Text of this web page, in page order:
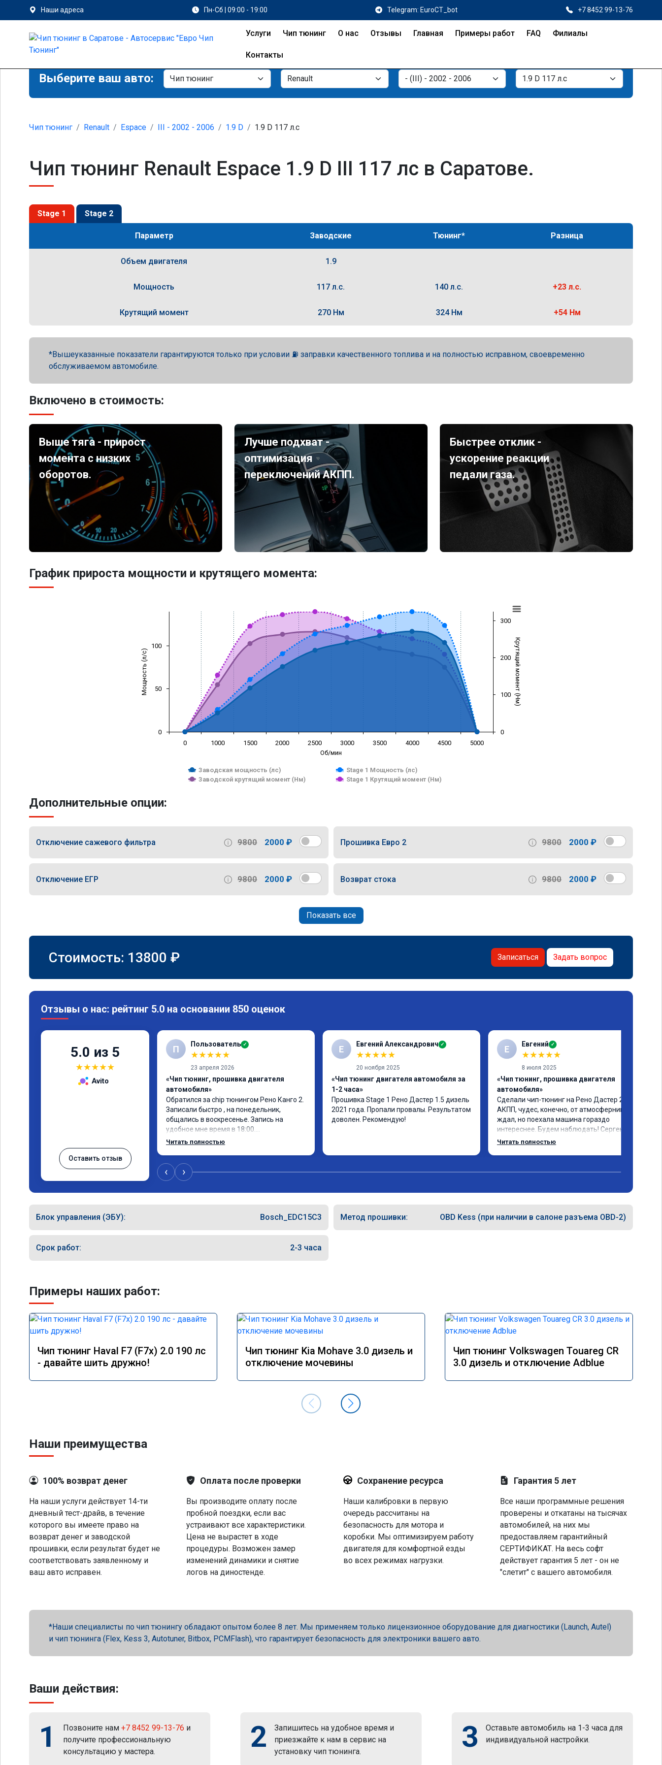
Наши адреса Пн-Сб | 09:00 - 19:00 Telegram: EuroCT_bot +7 8452 99-13-76
Услуги Чип тюнинг О нас Отзывы Главная Примеры работ FAQ Филиалы
Контакты
Выберите ваш авто:
Чип тюнинг Renault Espace III - 2002 - 2006 1.9 D 1.9 D 117 л.с
Чип тюнинг Renault Espace 1.9 D III 117 лс в Саратове.
Stage 1 Stage 2
Параметр Заводские Тюнинг* Разница
Объем двигателя 1.9
Мощность 117 л.с. 140 л.с. +23 л.с.
Крутящий момент 270 Нм 324 Нм +54 Нм
Вышеуказанные показатели гарантируются только при условии ⛽ заправки качественного топлива и на полностью исправном, своевременно
обслуживаемом автомобиле.
Включено в стоимость:
Выше тяга - прирост
момента с низких
оборотов.
Лучше подхват -
оптимизация
переключений АКПП.
Быстрее отклик -
ускорение реакции
педали газа.
График прироста мощности и крутящего момента:
Об/мин
Мощность (л/с) Крутящий момент (Нм)
Заводская мощность (лс)
Stage 1 Мощность (лс)
Заводской крутящий момент (Нм)
Stage 1 Крутящий момент (Нм)
0 1000 1500 2000 2500 3000 3500 4000 4500 5000
0
50
100
0
100
200
300
Дополнительные опции:
Отключение сажевого фильтра 9800 2000 ₽ Прошивка Евро 2 9800 2000 ₽
Отключение ЕГР 9800 2000 ₽ Возврат стока 9800 2000 ₽
Показать все
Стоимость: 13800 ₽ Записаться Задать вопрос
Отзывы о нас: рейтинг 5.0 на основании 850 оценок
5.0 из 5
★★★★★
Avito
Оставить отзыв
П Пользователь ✓
★★★★★
23 апреля 2026
«Чип тюнинг, прошивка двигателя
автомобиля»
Обратился за chip тюнингом Рено Канго 2.
Записали быстро , на понедельник,
общались в воскресенье. Запись на
удобное мне время в 18:00.
Работу выполнили за 30 минут,
Читать полностью
Е Евгений Александрович ✓
★★★★★
20 ноября 2025
«Чип тюнинг двигателя автомобиля за
1-2 часа»
Прошивка Stage 1 Рено Дастер 1.5 дизель
2021 года. Пропали провалы. Результатом
доволен. Рекомендую!
Е Евгений ✓
★★★★★
8 июля 2025
«Чип тюнинг, прошивка двигателя
автомобиля»
Сделали чип-тюнинг на Рено Дастер 2.0
АКПП, чудес, конечно, от атмосферника не
ждал, но поехала машина гораздо
интереснее. Будем наблюдать! Сергею
отдельное спасибо за профессионально
Читать полностью
‹ ›
Блок управления (ЭБУ): Bosch_EDC15C3 Метод прошивки: OBD Kess (при наличии в салоне разъема OBD-2)
Срок работ: 2-3 часа
Примеры наших работ:
Чип тюнинг Haval F7 (F7x) 2.0 190 лс
- давайте шить дружно!
Чип тюнинг Kia Mohave 3.0 дизель и
отключение мочевины
Чип тюнинг Volkswagen Touareg CR
3.0 дизель и отключение Adblue
Наши преимущества
100% возврат денег
На наши услуги действует 14-ти
дневный тест-драйв, в течение
которого вы имеете право на
возврат денег и заводской
прошивки, если результат будет не
соответствовать заявленному и
ваш авто исправен.
Оплата после проверки
Вы производите оплату после
пробной поездки, если вас
устраивают все характеристики.
Цена не вырастет в ходе
процедуры. Возможен замер
изменений динамики и снятие
логов на диностенде.
Сохранение ресурса
Наши калибровки в первую
очередь рассчитаны на
безопасность для мотора и
коробки. Мы оптимизируем работу
двигателя для комфортной езды
во всех режимах нагрузки.
Гарантия 5 лет
Все наши программные решения
проверены и откатаны на тысячах
автомобилей, на них мы
предоставляем гарантийный
СЕРТИФИКАТ. На весь софт
действует гарантия 5 лет - он не
"слетит" с вашего автомобиля.
Наши специалисты по чип тюнингу обладают опытом более 8 лет. Мы применяем только лицензионное оборудование для диагностики (Launch, Autel)
и чип тюнинга (Flex, Kess 3, Autotuner, Bitbox, PCMFlash), что гарантирует безопасность для электроники вашего авто.
Ваши действия:
1 Позвоните нам +7 8452 99-13-76 и
получите профессиональную
консультацию у мастера.
2
Запишитесь на удобное время и
приезжайте к нам в сервис на
установку чип тюнинга.
3
Оставьте автомобиль на 1-3 часа для
индивидуальной настройки.